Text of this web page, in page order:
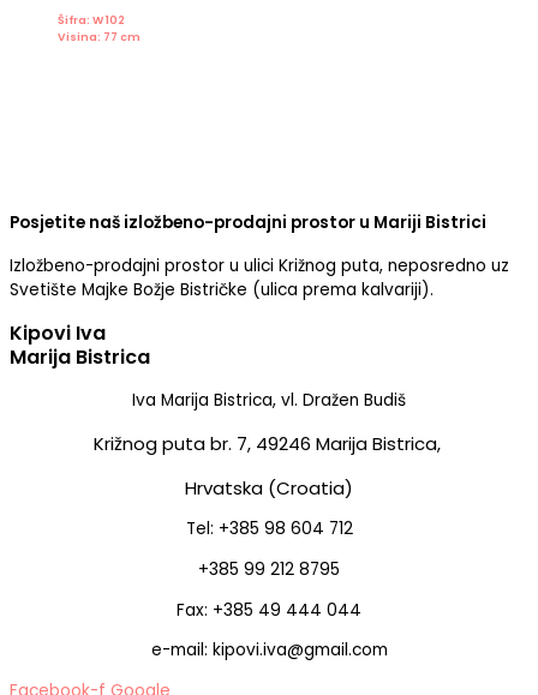
Šifra: W 102
Visina: 77 cm
Posjetite naš izložbeno-prodajni prostor u Mariji Bistrici
Izložbeno-prodajni prostor u ulici Križnog puta, neposredno uz
Svetište Majke Božje Bistričke (ulica prema kalvariji).
Kipovi Iva
Marija Bistrica
Iva Marija Bistrica, vl. Dražen Budiš
Križnog puta br. 7, 49246 Marija Bistrica,
Hrvatska (Croatia)
Tel: +385 98 604 712
+385 99 212 8795
Fax: +385 49 444 044
e-mail: kipovi.iva@gmail.com